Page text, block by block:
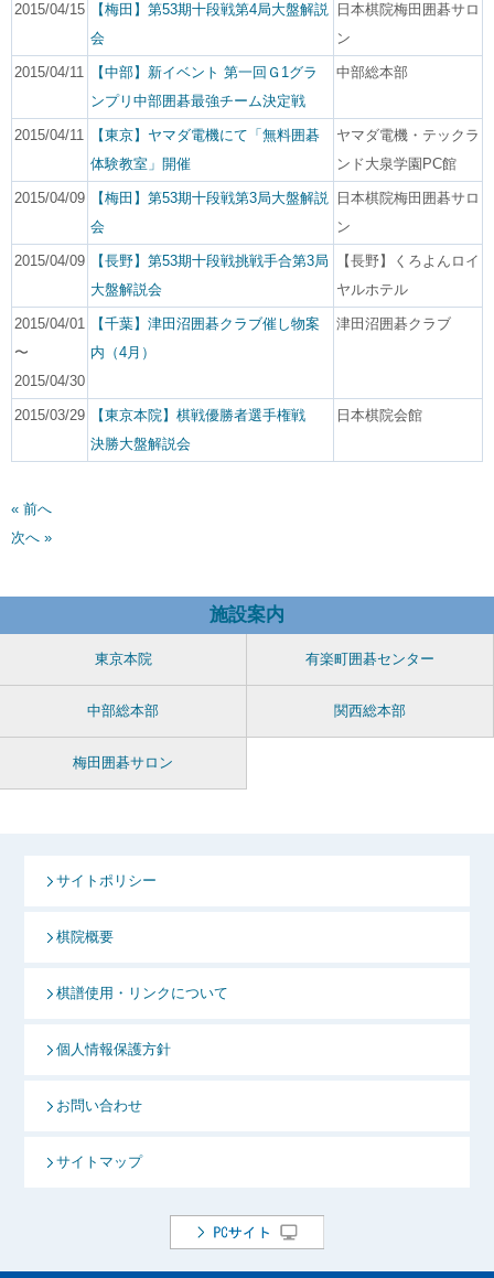
2015/04/15
【梅田】第53期十段戦第4局大盤解説
会
日本棋院梅田囲碁サロ
ン
2015/04/11
【中部】新イベント 第一回Ｇ1グラ
ンプリ中部囲碁最強チーム決定戦
中部総本部
2015/04/11
【東京】ヤマダ電機にて「無料囲碁
体験教室」開催
ヤマダ電機・テックラ
ンド大泉学園PC館
2015/04/09
【梅田】第53期十段戦第3局大盤解説
会
日本棋院梅田囲碁サロ
ン
2015/04/09
【長野】第53期十段戦挑戦手合第3局
大盤解説会
【長野】くろよんロイ
ヤルホテル
2015/04/01
〜
2015/04/30
【千葉】津田沼囲碁クラブ催し物案
内（4月）
津田沼囲碁クラブ
2015/03/29
【東京本院】棋戦優勝者選手権戦
決勝大盤解説会
日本棋院会館
« 前へ
次へ »
施設案内
東京本院 有楽町囲碁センター
中部総本部 関西総本部
梅田囲碁サロン
サイトポリシー
棋院概要
棋譜使用・リンクについて
個人情報保護方針
お問い合わせ
サイトマップ